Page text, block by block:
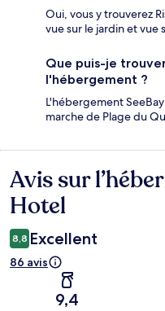
Oui, vous y trouverez
vue sur le jardin et vue
Que puis-je
l'hébergement ?
L'hébergement
marche de Plage du
Avis
Avis sur
Hotel
8,8 Excellent
86 avis
9,4